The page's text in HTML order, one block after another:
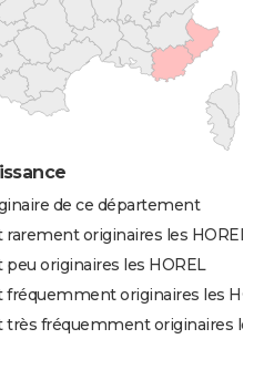
de ce département
originaires les HOREL
originaires les HOREL
originaires les
fréquemment originaires